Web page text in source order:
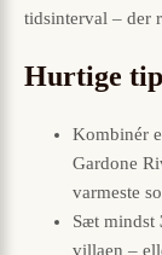
tidsinterval – der
Hurtige
Kombinér
Gardone
varmeste
Sæt mindst
villaen –